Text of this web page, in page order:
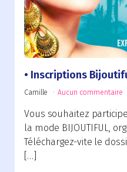
Inscriptions
Camille Aucun commentaire
Vous souhaitez
la mode BIJOUTIFUL,
Téléchargez-vite le
[…]